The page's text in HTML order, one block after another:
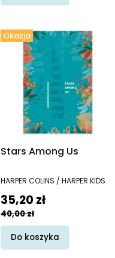
Okazja
Stars Among Us
PRODUCENT
HARPER COLINS / HARPER KIDS
Cena promocyjna
35,20 zł
40,00 zł
Do koszyka